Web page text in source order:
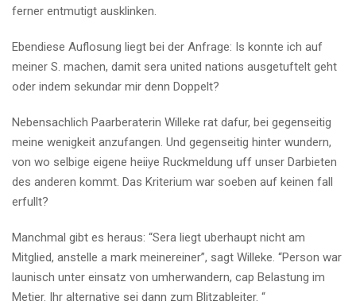
ferner entmutigt ausklinken.
Ebendiese Auflosung liegt bei der Anfrage: Is konnte ich auf
meiner S. machen, damit sera united nations ausgetuftelt geht
oder indem sekundar mir denn Doppelt?
Nebensachlich Paarberaterin Willeke rat dafur, bei gegenseitig
meine wenigkeit anzufangen. Und gegenseitig hinter wundern,
von wo selbige eigene heiiye Ruckmeldung uff unser Darbieten
des anderen kommt. Das Kriterium war soeben auf keinen fall
erfullt?
Manchmal gibt es heraus: “Sera liegt uberhaupt nicht am
Mitglied, anstelle a mark meinereiner”, sagt Willeke. “Person war
launisch unter einsatz von umherwandern, cap Belastung im
Metier. Ihr alternative sei dann zum Blitzableiter. “